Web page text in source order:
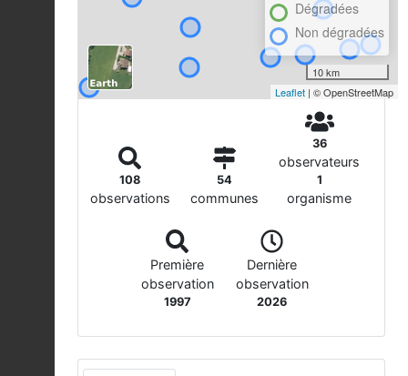
Dégradées
Non dégradées
10 km
Leaflet | © OpenStreetMap
108
observations
54
communes
36
observateurs
1
organisme
Première
observation
1997
Dernière
observation
2026